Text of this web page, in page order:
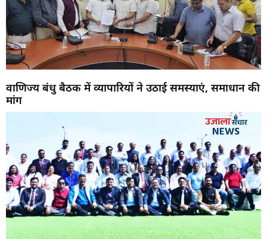
वाणिज्य बंधु बैठक में व्यापारियों ने उठाई समस्याएं, समाधान की
मांग